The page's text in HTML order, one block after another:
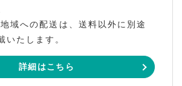
域への配送は、送料以外に別途
いたします。
詳細はこちら